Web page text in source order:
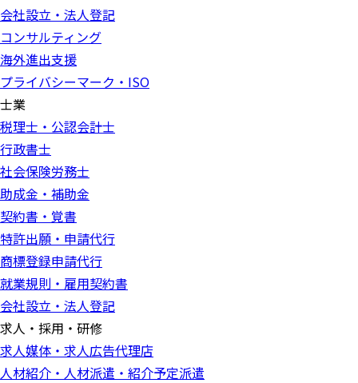
会社設立・法人登記
コンサルティング
海外進出支援
プライバシーマーク・ISO
士業
税理士・公認会計士
行政書士
社会保険労務士
助成金・補助金
契約書・覚書
特許出願・申請代行
商標登録申請代行
就業規則・雇用契約書
会社設立・法人登記
求人・採用・研修
求人媒体・求人広告代理店
人材紹介・人材派遣・紹介予定派遣